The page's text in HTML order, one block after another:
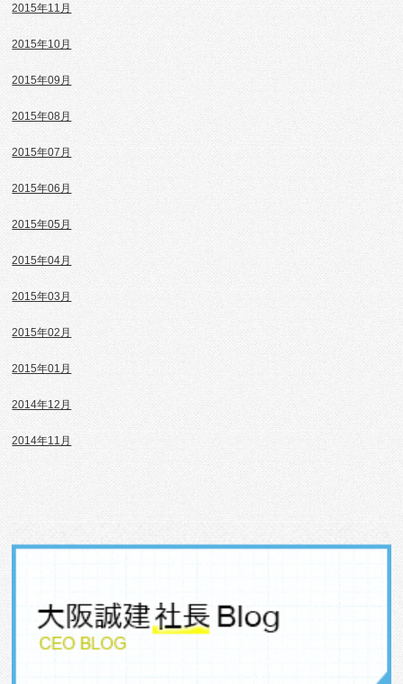
2015年11月
2015年10月
2015年09月
2015年08月
2015年07月
2015年06月
2015年05月
2015年04月
2015年03月
2015年02月
2015年01月
2014年12月
2014年11月